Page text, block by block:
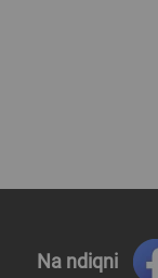
Na ndiqni